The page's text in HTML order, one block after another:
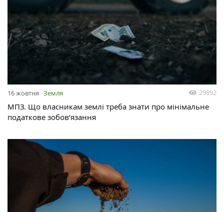
16 жовтня Земля 29892
МПЗ. Що власникам землі треба знати про мінімальне
податкове зобов’язання